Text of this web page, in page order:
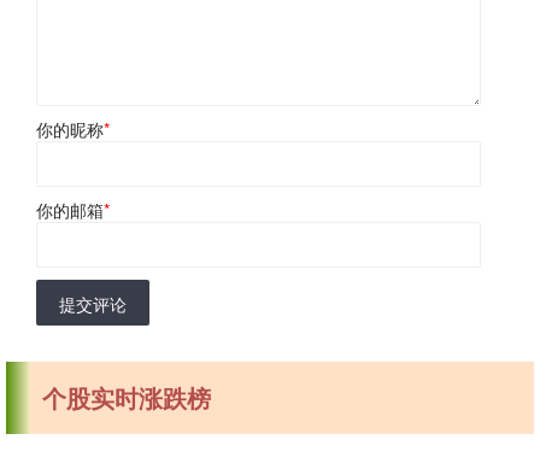
你的昵称*
你的邮箱*
提交评论
个股实时涨跌榜